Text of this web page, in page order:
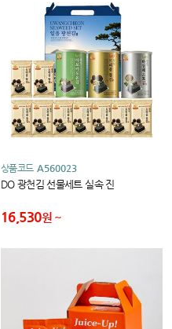
상품코드 A560023
DO 광천김 선물세트 실속 진
16,530원